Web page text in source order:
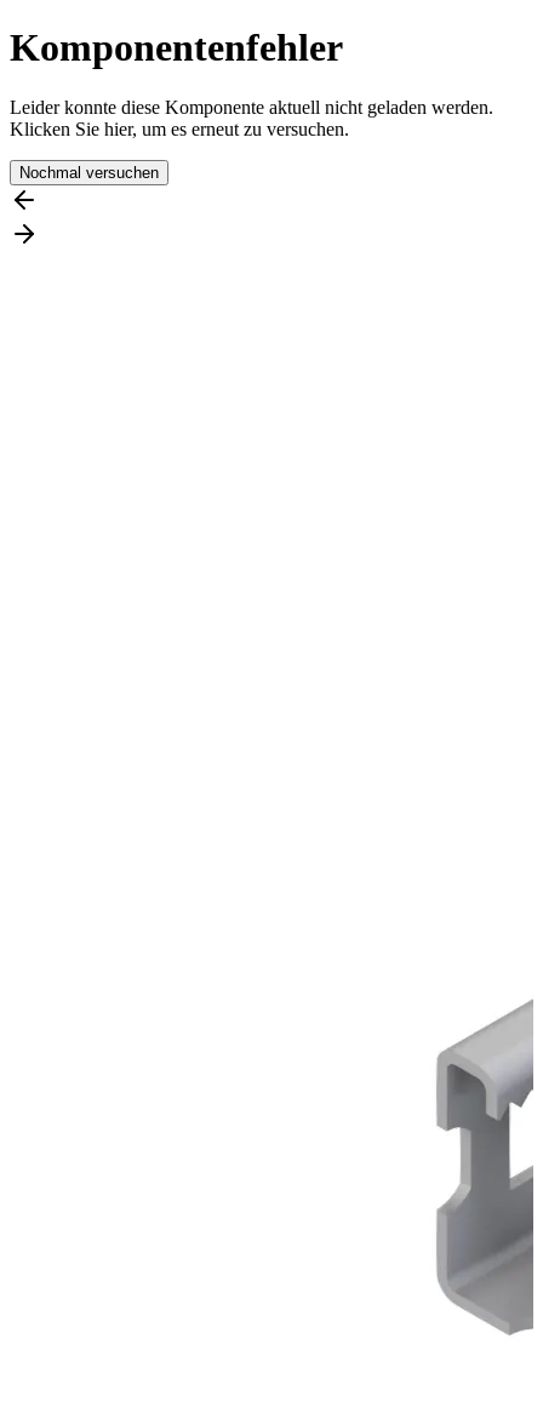
Komponentenfehler
Leider konnte diese Komponente aktuell nicht geladen werden.
Klicken Sie hier, um es erneut zu versuchen.
Nochmal versuchen